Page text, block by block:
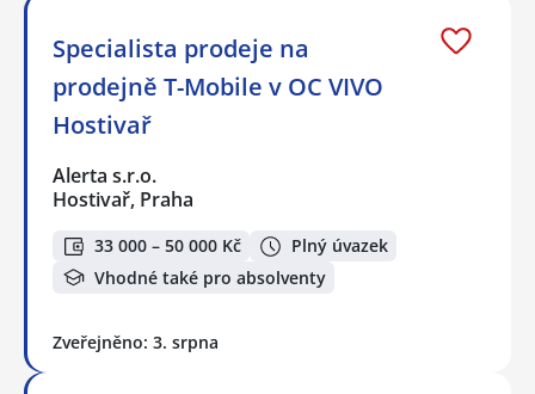
Specialista prodeje na
prodejně T-Mobile v OC VIVO
Hostivař
Alerta s.r.o.
Hostivař, Praha
33 000 – 50 000 Kč
Plný úvazek
Vhodné také pro absolventy
Zveřejněno: 3. srpna